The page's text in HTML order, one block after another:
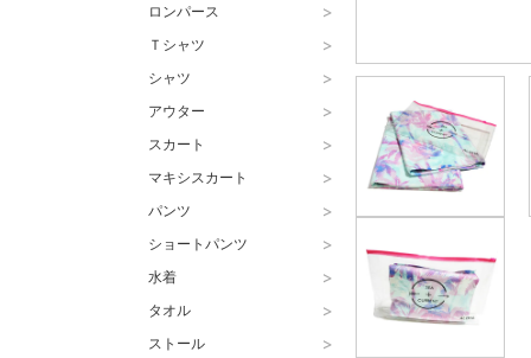
ロンパース >
Ｔシャツ >
シャツ >
アウター >
スカート >
マキシスカート >
パンツ >
ショートパンツ >
水着 >
タオル >
ストール >